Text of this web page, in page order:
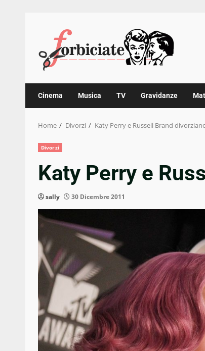
content
Cinema Musica TV Gravidanze
Home Divorzi Katy Perry e Russell Brand
Divorzi
Katy Perry e
sally 30 Dicembre 2011